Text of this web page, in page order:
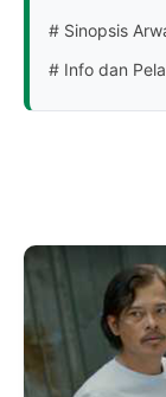
# Sinopsis
# Info dan